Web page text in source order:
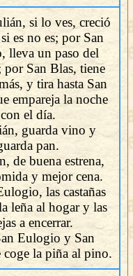
si lo ves, creció
es no es; por San
lleva un paso del
por San Blas, tiene
y tira hasta San
empareja la noche
con el día.
guarda vino y
pan.
de buena estrena,
y mejor cena.
las castañas
leña al hogar y las
a encerrar.
Eulogio y San
coge la piña al pino.